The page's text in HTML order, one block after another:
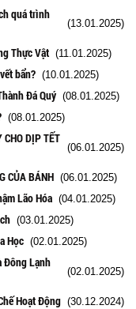
quá trình
(13.01.2025)
Thực Vật (11.01.2025)
bẩn? (10.01.2025)
Đá Quý (08.01.2025)
(08.01.2025)
CHO DỊP TẾT
(06.01.2025)
CỦA BÁNH (06.01.2025)
Lão Hóa (04.01.2025)
(03.01.2025)
Học (02.01.2025)
Đông Lạnh
(02.01.2025)
Hoạt Động (30.12.2024)